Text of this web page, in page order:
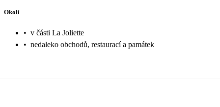
Okolí
• v části La Joliette
• nedaleko obchodů, restaurací a památek